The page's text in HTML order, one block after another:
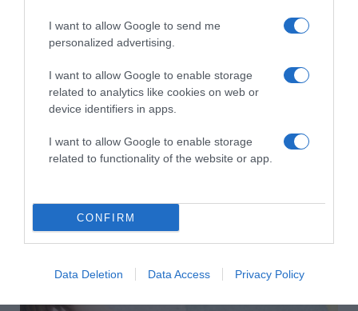
I want to allow Google to send me
personalized advertising.
I want to allow Google to enable storage
related to analytics like cookies on web or
device identifiers in apps.
I want to allow Google to enable storage
related to functionality of the website or app.
CONFIRM
Data Deletion Data Access Privacy Policy
2026-08-07.
Grillezett halloumis cukkinis tésztasaláta